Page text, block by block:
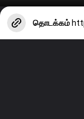
தொடக்கம்